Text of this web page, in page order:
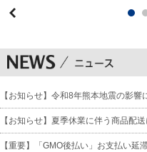
【お知らせ】令和8年熊本地震の影
【お知らせ】夏季休業に伴う商品配
【重要】「GMO後払い」お支払い